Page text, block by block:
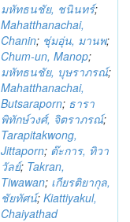
มหัทธนชัย, ชนินทร์;
Mahatthanachai,
Chanin; ชุ่มอุ่น, มานพ;
Chum-un, Manop;
มหัทธนชัย, บุษราภรณ์;
Mahatthanachai,
Butsaraporn; ธารา
พิทักษ์วงศ์, จิตราภรณ์;
Tarapitakwong,
Jittaporn; ต๊ะการ, ทิวา
วัลย์; Takran,
Tiwawan; เกียรติยากุล,
ชัยทัศน์; Kiattiyakul,
Chaiyathad